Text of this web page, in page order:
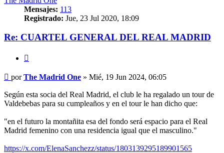
Mensajes: 113
Registrado: Jue, 23 Jul 2020, 18:09
Re: CUARTEL GENERAL DEL REAL MADRID
Mensaje
porThe Madrid One » Mié, 19 Jun 2024, 06:05
Según esta socia del Real Madrid, el club le ha regalado un tour de
Valdebebas para su cumpleaños y en el tour le han dicho que:
"en el futuro la montañita esa del fondo será espacio para el Real
Madrid femenino con una residencia igual que el masculino."
https://x.com/ElenaSanchezz/status/1803139295189901565